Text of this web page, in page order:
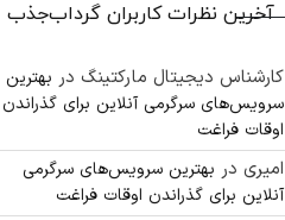
آخرین نظرات کاربران گرداب‌جذب
کارشناس دیجیتال مارکتینگ در بهترین
سرویس‌های سرگرمی آنلاین برای گذراندن
اوقات فراغت
امیری در بهترین سرویس‌های سرگرمی
آنلاین برای گذراندن اوقات فراغت